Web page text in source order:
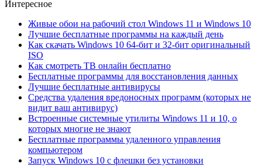
Интересное
Живые обои на рабочий стол Windows 11 и Windows 10
Лучшие бесплатные программы на каждый день
Как скачать Windows 10 64-бит и 32-бит оригинальный
ISO
Как смотреть ТВ онлайн бесплатно
Бесплатные программы для восстановления данных
Лучшие бесплатные антивирусы
Средства удаления вредоносных программ (которых не
видит ваш антивирус)
Встроенные системные утилиты Windows 11 и 10, о
которых многие не знают
Бесплатные программы удаленного управления
компьютером
Запуск Windows 10 с флешки без установки